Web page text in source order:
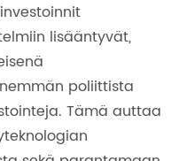
lisääntyvät,
poliittista
Tämä auttaa